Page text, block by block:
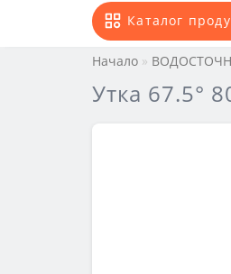
Каталог
Начало
Утка 67.5°